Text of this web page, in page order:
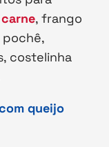
, frango
pochê,
costelinha
queijo